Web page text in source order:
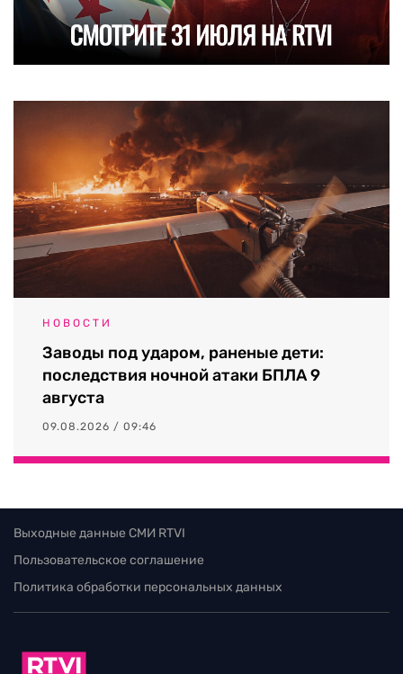
НОВОСТИ
Заводы под ударом, раненые дети:
последствия ночной атаки БПЛА 9
августа
09.08.2026 / 09:46
Выходные данные СМИ RTVI
Пользовательское соглашение
Политика обработки персональных данных